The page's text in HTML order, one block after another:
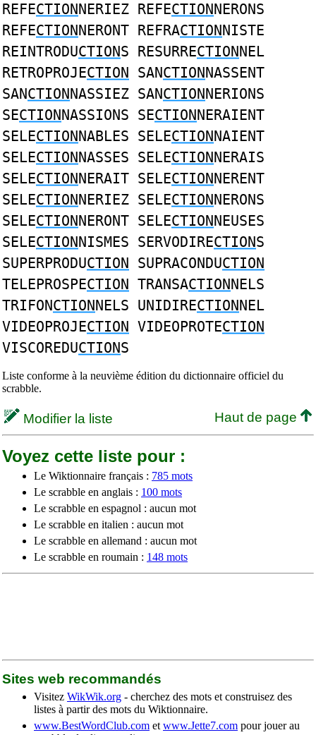
REFECTIONNERIEZ REFECTIONNERONS
REFECTIONNERONT REFRACTIONNISTE
REINTRODUCTIONS RESURRECTIONNEL
RETROPROJECTION SANCTIONNASSENT
SANCTIONNASSIEZ SANCTIONNERIONS
SECTIONNASSIONS SECTIONNERAIENT
SELECTIONNABLES SELECTIONNAIENT
SELECTIONNASSES SELECTIONNERAIS
SELECTIONNERAIT SELECTIONNERENT
SELECTIONNERIEZ SELECTIONNERONS
SELECTIONNERONT SELECTIONNEUSES
SELECTIONNISMES SERVODIRECTIONS
SUPERPRODUCTION SUPRACONDUCTION
TELEPROSPECTION TRANSACTIONNELS
TRIFONCTIONNELS UNIDIRECTIONNEL
VIDEOPROJECTION VIDEOPROTECTION
VISCOREDUCTIONS
Liste conforme à la neuvième édition du dictionnaire officiel du
scrabble.
Modifier la liste Haut de page
Voyez cette liste pour :
Le Wiktionnaire français : 785 mots
Le scrabble en anglais : 100 mots
Le scrabble en espagnol : aucun mot
Le scrabble en italien : aucun mot
Le scrabble en allemand : aucun mot
Le scrabble en roumain : 148 mots
Sites web recommandés
Visitez WikWik.org - cherchez des mots et construisez des
listes à partir des mots du Wiktionnaire.
www.BestWordClub.com et www.Jette7.com pour jouer au